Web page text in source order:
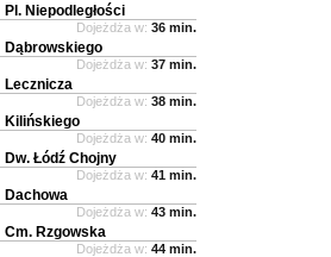
Pl. Niepodległości
Dojeżdża w: 36 min.
Dąbrowskiego
Dojeżdża w: 37 min.
Lecznicza
Dojeżdża w: 38 min.
Kilińskiego
Dojeżdża w: 40 min.
Dw. Łódź Chojny
Dojeżdża w: 41 min.
Dachowa
Dojeżdża w: 43 min.
Cm. Rzgowska
Dojeżdża w: 44 min.